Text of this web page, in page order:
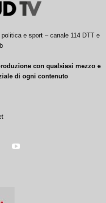
e sport – canale 114 DTT e
con qualsiasi mezzo e
di ogni contenuto